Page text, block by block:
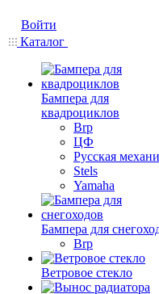
Войти
Каталог
Бампера для
квадроциклов
Brp
ЦФ
Русская
Stels
Yamaha
Бампера для
Brp
Ветровое стекло